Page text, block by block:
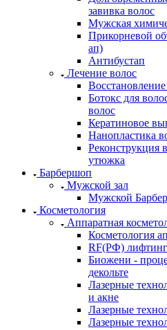
завивка волос
Мужская
Прикорневой
ап)
Антибустап
Лечение волос
Бoтокс для
волос
Кератиновое
Нанопластика
Реконструкция
утюжка
Барбершоп
Мужской зал
Мужской
Косметология
Аппаратная
Косметология
RF(РФ) лифтинг
Биожени -
декольте
Лазерные
и акне
Лазерные
Лазерные